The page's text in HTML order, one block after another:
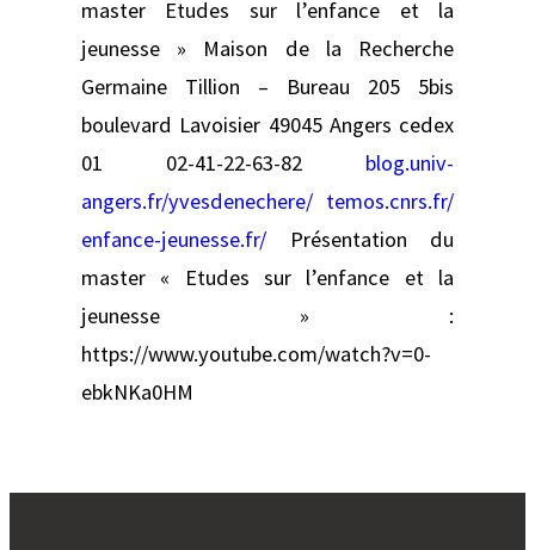
master Etudes sur l’enfance et la
jeunesse » Maison de la Recherche
Germaine Tillion – Bureau 205 5bis
boulevard Lavoisier 49045 Angers cedex
01 02-41-22-63-82 blog.univ-
angers.fr/yvesdenechere/ temos.cnrs.fr/
enfance-jeunesse.fr/ Présentation du
master « Etudes sur l’enfance et la
jeunesse » :
https://www.youtube.com/watch?v=0-
ebkNKa0HM